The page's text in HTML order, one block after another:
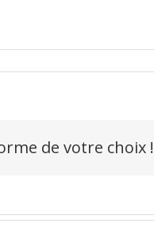
de votre choix !